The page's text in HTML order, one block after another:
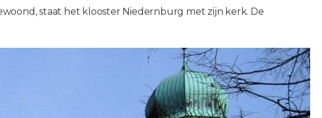
staat het klooster Niedernburg met zijn kerk. De